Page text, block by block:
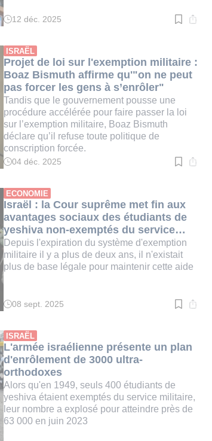
Temps
:
2
min.
12 déc. 2025
ISRAËL
Projet de loi sur l'exemption militaire :
Boaz Bismuth affirme qu'"on ne peut
pas forcer les gens à s’enrôler"
Tandis que le gouvernement pousse une
procédure accélérée pour faire passer la loi
sur l’exemption militaire, Boaz Bismuth
déclare qu’il refuse toute politique de
conscription forcée.
Temps
:
2
min.
04 déc. 2025
ECONOMIE
Israël : la Cour suprême met fin aux
avantages sociaux des étudiants de
yeshiva non-exemptés du service
militaire
Depuis l'expiration du système d'exemption
militaire il y a plus de deux ans, il n'existait
plus de base légale pour maintenir cette aide
Temps
:
2
min.
08 sept. 2025
ISRAËL
L'armée israélienne présente un plan
d'enrôlement de 3000 ultra-
orthodoxes
Alors qu'en 1949, seuls 400 étudiants de
yeshiva étaient exemptés du service militaire,
leur nombre a explosé pour atteindre près de
63 000 en juin 2023